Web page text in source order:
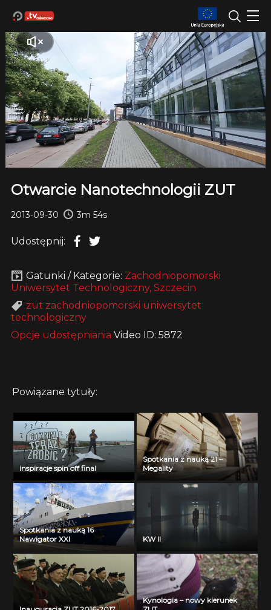
Otwarcie Nanotechnologii ZUT
2013-09-30 3m 54s
Udostępnij:
Gatunki / Kategorie: Zachodniopomorski
Uniwersytet Technologiczny, Szczecin
zut zachodniopomorski uniwersytet
technologiczny
Opcje udostępniania Video ID: 5872
Powiązane tytuły:
inspiracje spin off final
Spotkania z nauką 21 –
Megality
Spotkania z nauką 16
Nawigator XXI
KW II
Kynologia – nowy kierunek